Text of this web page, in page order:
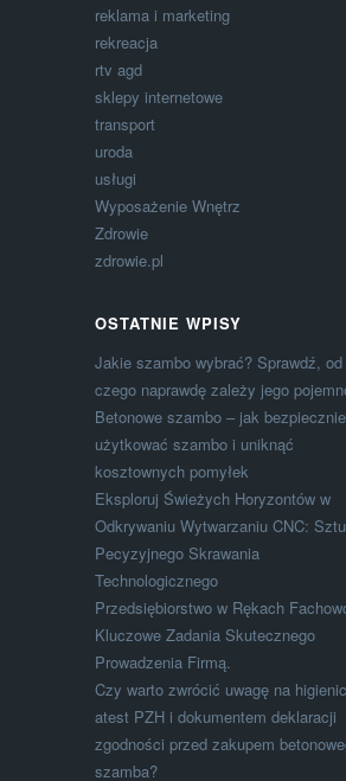
reklama i marketing
rekreacja
rtv agd
sklepy internetowe
transport
uroda
usługi
Wyposażenie Wnętrz
Zdrowie
zdrowie.pl
OSTATNIE WPISY
Jakie szambo wybrać? Sprawdź, od
czego naprawdę zależy jego
Betonowe szambo – jak bezpiecznie
użytkować szambo i uniknąć
kosztownych pomyłek
Eksploruj Świeżych Horyzontów w
Odkrywaniu Wytwarzaniu CNC:
Pecyzyjnego Skrawania
Technologicznego
Przedsiębiorstwo w Rękach
Kluczowe Zadania Skutecznego
Prowadzenia Firmą.
Czy warto zwrócić uwagę na
atest PZH i dokumentem deklaracji
zgodności przed zakupem
szamba?